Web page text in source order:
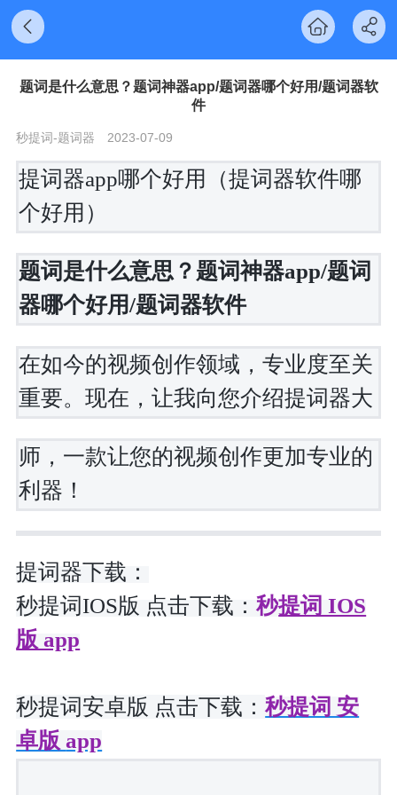
题词是什么意思？题词神器app/题词器哪个好用/题词器软
件
秒提词-题词器 2023-07-09
提词器app哪个好用（提词器软件哪
个好用）
题词是什么意思？题词神器app/题词
器哪个好用/题词器软件
在如今的视频创作领域，专业度至关
重要。现在，让我向您介绍提词器大
师，一款让您的视频创作更加专业的
利器！
提词器下载：
秒提词IOS版 点击下载 ：秒提词 IOS
版 app
秒提词安卓版 点击下载 ：秒提词 安
卓版app